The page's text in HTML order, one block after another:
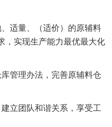
适量、（适价）的原辅料
，实现生产能力最优最大化
理办法，完善原辅料仓
团队和谐关系，享受工